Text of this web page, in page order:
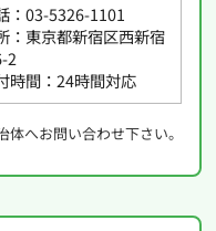
：03-5326-1101
：東京都新宿区西新宿
2
時間：24時間対応
へお問い合わせ下さい。